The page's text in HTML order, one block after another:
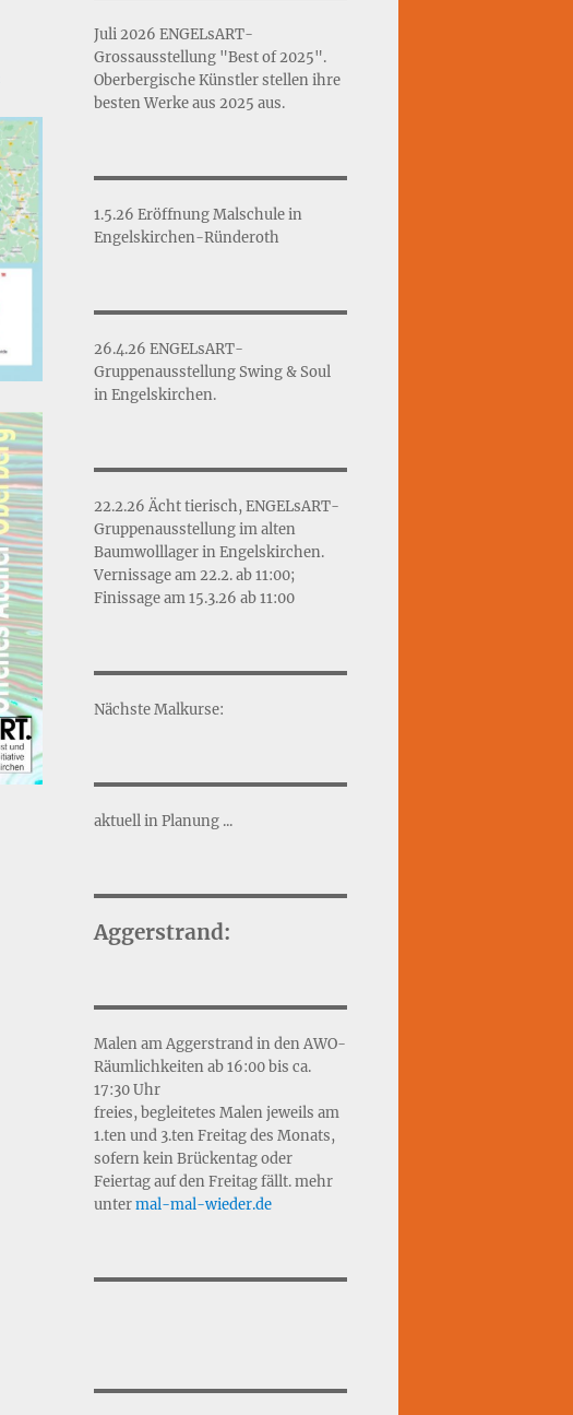
Juli 2026 ENGELsART-
Grossausstellung "Best of 2025".
Oberbergische Künstler stellen ihre
besten Werke aus 2025 aus.
1.5.26 Eröffnung Malschule in
Engelskirchen-Ründeroth
26.4.26 ENGELsART-
Gruppenausstellung Swing & Soul
in Engelskirchen.
22.2.26 Ächt tierisch, ENGELsART-
Gruppenausstellung im alten
Baumwolllager in Engelskirchen.
Vernissage am 22.2. ab 11:00;
Finissage am 15.3.26 ab 11:00
Nächste Malkurse:
aktuell in Planung ...
Aggerstrand:
Malen am Aggerstrand in den AWO-
Räumlichkeiten ab 16:00 bis ca.
17:30 Uhr
freies, begleitetes Malen jeweils am
1.ten und 3.ten Freitag des Monats,
sofern kein Brückentag oder
Feiertag auf den Freitag fällt. mehr
untermal-mal-wieder.de